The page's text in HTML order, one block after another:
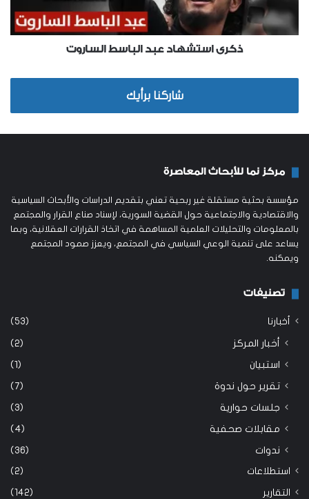
ذكرى استشهاد عبد الباسط الساروت
شاركنا برأيك
مركز نما للأبحاث المعاصرة
مؤسسة بحثية مستقلة غير ربحية تعني بتقديم الدراسات والأبحاث السياسية
والاقتصادية والاجتماعية حول القضية السورية، لإسناد صناع القرار والمجتمع
بالمعلومات والتحليلات العلمية المساهمة في اتخاذ القرارات العقلانية، وبما
يساعد على تنمية الوعي السياسي في المجتمع، ويعزز صمود المجتمع
ويمكنه.
تصنيفات
أخبارنا (53)
أخبار المركز (2)
استبيان (1)
تقرير حول ندوة (7)
جلسات حوارية (3)
مقابلات صحفية (4)
ندوات (36)
استطلاعات (2)
التقارير (142)